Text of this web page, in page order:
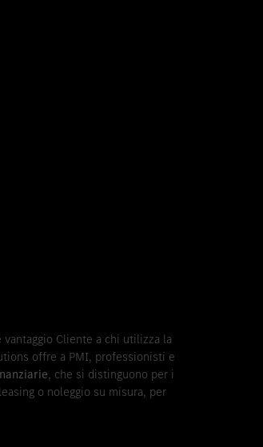
Cliente a chi utilizza la
offre a PMI, professionisti e
, che si distinguono per i
o noleggio su misura, per